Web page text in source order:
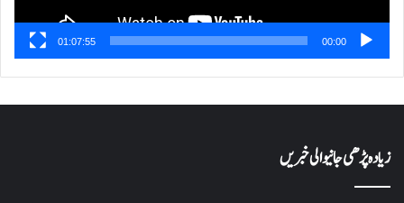
00:00
01:07:55
زیادہ پڑھی جانیوالی خبریں